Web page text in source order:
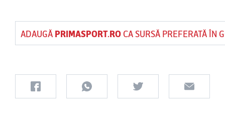
ADAUGĂ PRIMASPORT.ROCA SURSĂ PREFERATĂ ÎN